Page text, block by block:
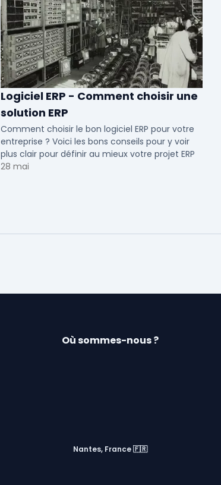
Logiciel ERP - Comment choisir une
solution ERP
Comment choisir le bon logiciel ERP pour votre
entreprise ? Voici les bons conseils pour y voir
plus clair pour définir au mieux votre projet ERP
28 mai
Où sommes-nous ?
Nantes, France 🇫🇷